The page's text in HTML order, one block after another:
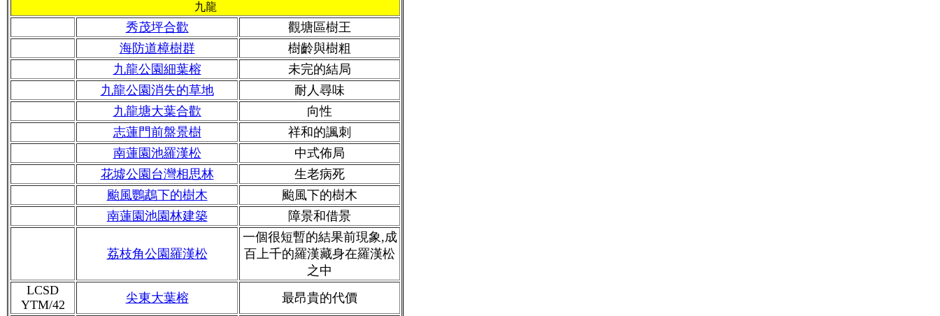
九龍
秀茂坪合歡
觀塘區樹王
海防道樟樹群
樹齡與樹粗
九龍公園細葉榕
未完的結局
九龍公園消失的草地
耐人尋味
九龍塘大葉合歡
向性
志蓮門前盤景樹
祥和的諷刺
南蓮園池羅漢松
中式佈局
花墟公園台灣相思林
生老病死
颱風鸚鵡下的樹木
颱風下的樹木
南蓮園池園林建築
障景和借景
荔枝角公園羅漢松
一個很短暫的結果前現象,成
百上千的羅漢藏身在羅漢松
之中
LCSD
YTM/42
尖東大葉榕
最昂貴的代價